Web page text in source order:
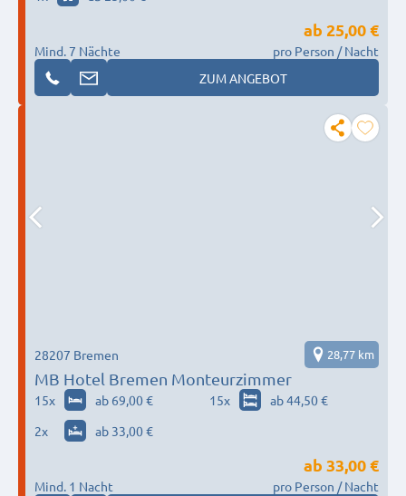
Mind. 7 Nächte
ab 25,00 €
pro Person / Nacht
ZUM ANGEBOT
MB Hotel Bremen Monteurzimmer
28207 Bremen 28,77 km
15x ab 69,00 € 15x
ab 44,50 €
2x ab 33,00 €
Mind. 1 Nacht
ab 33,00 €
pro Person / Nacht